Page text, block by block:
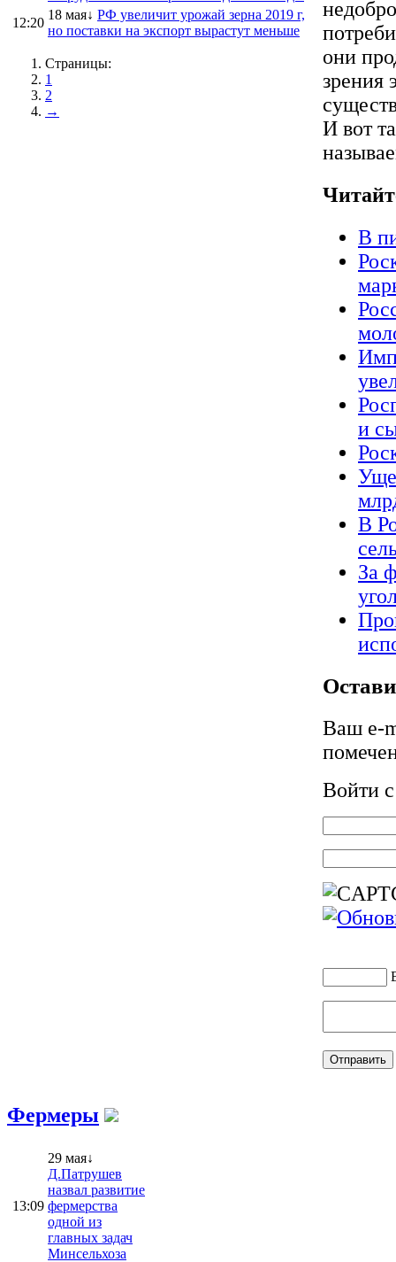
12:20
18 мая↓ РФ увеличит урожай зерна 2019 г,
но поставки на экспорт вырастут меньше
Страницы:
1
2
→
они
зрения
И вот
В
и
В
За
Ваш e-
Войти
Фермеры
13:09
29 мая↓
Д.Патрушев
назвал развитие
фермерства
одной из
главных задач
Минсельхоза